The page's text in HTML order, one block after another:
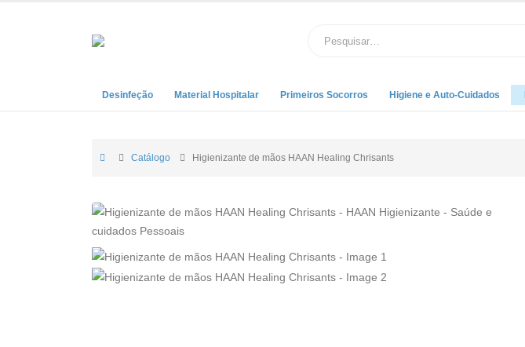
Desinfeção Material Hospitalar Primeiros Socorros Higiene e Auto-Cuidados
Catálogo Higienizante de mãos HAAN Healing Chrisants